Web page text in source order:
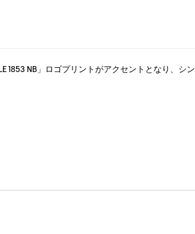
NB」ロゴプリントがアクセントとなり、シ